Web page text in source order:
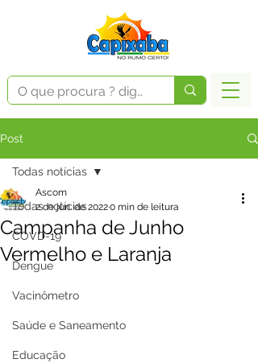
Post
Todas notícias
COVD-19
Dengue
Vacinômetro
Saúde e Saneamento
Educação
Todas notícias
Campanha de Junho
Vermelho e Laranja
Ascom
2 de jun. de 20220 min de leitura